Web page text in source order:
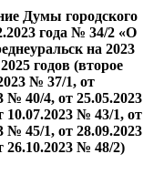
Думы городского
года № 34/2 «О
на 2023
годов (второе
№ 37/1, от
№ 40/4, от 25.05.2023
10.07.2023 № 43/1, от
№ 45/1, от 28.09.2023
26.10.2023 № 48/2)